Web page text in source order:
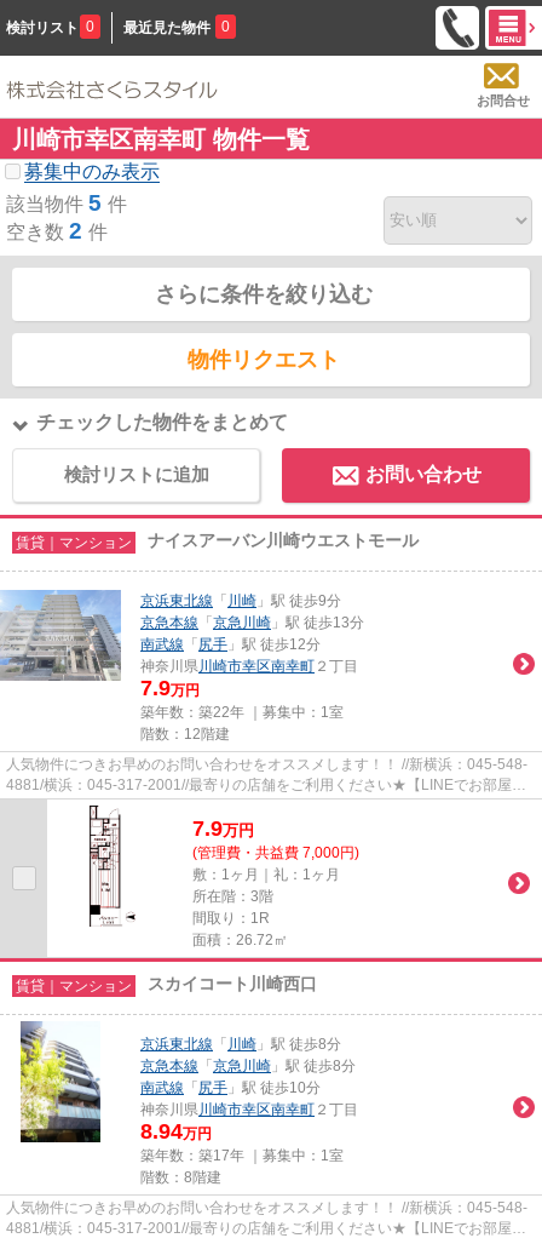
検討リスト 0 最近見た物件 0
お問合せ
川崎市幸区南幸町 物件一覧
募集中のみ表示
該当物件 5 件
空き数 2 件
さらに条件を絞り込む
物件リクエスト
チェックした物件をまとめて
検討リストに追加 お問い合わせ
賃貸｜マンション ナイスアーバン川崎ウエストモール
京浜東北線 「 川崎 」駅 徒歩9分
京急本線 「 京急川崎 」駅 徒歩13分
南武線 「 尻手 」駅 徒歩12分
神奈川県川崎市幸区南幸町 ２丁目
7.9万円
築年数：築22年 ｜募集中： 1室
階数：12階建
人気物件につきお早めのお問い合わせをオススメします！！ //新横浜：045-548-
4881/横浜：045-317-2001//最寄りの店舗をご利用ください★【LINEでお部屋探
し】【初期費用分割払い】【19...
7.9万円
(管理費・共益費 7,000円)
敷：1ヶ月｜礼：1ヶ月
所在階：3階
間取り：1R
面積：26.72㎡
賃貸｜マンション スカイコート川崎西口
京浜東北線 「 川崎 」駅 徒歩8分
京急本線 「 京急川崎 」駅 徒歩8分
南武線 「 尻手 」駅 徒歩10分
神奈川県川崎市幸区南幸町 ２丁目
8.94万円
築年数：築17年 ｜募集中： 1室
階数：8階建
人気物件につきお早めのお問い合わせをオススメします！！ //新横浜：045-548-
4881/横浜：045-317-2001//最寄りの店舗をご利用ください★【LINEでお部屋探